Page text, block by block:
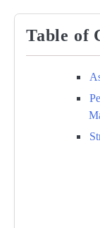
Table of